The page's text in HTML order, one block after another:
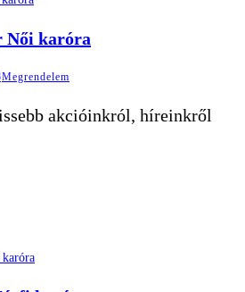
Női karóra
Megrendelem
akcióinkról, híreinkről